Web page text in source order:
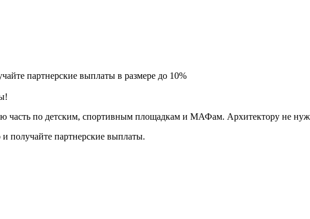
партнерские выплаты в размере до 10%
часть по детским, спортивным площадкам и МАФам. Архитектору не
получайте партнерские выплаты.